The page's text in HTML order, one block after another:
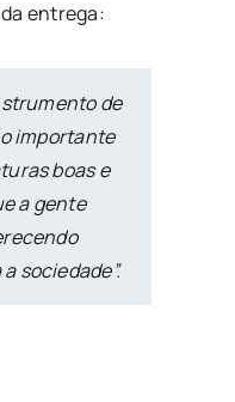
entrega:
de
importante
boas e
a gente
sociedade”.